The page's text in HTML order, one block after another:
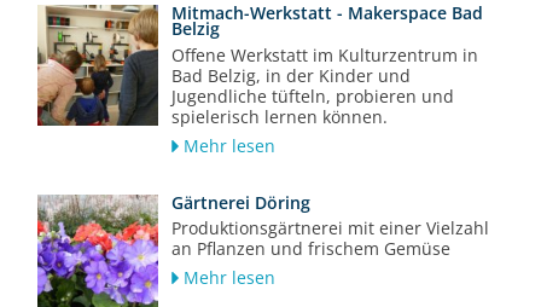
Mitmach-Werkstatt - Makerspace Bad
Belzig
Offene Werkstatt im Kulturzentrum in
Bad Belzig, in der Kinder und
Jugendliche tüfteln, probieren und
spielerisch lernen können.
Mehr lesen
Gärtnerei Döring
Produktionsgärtnerei mit einer Vielzahl
an Pflanzen und frischem Gemüse
Mehr lesen